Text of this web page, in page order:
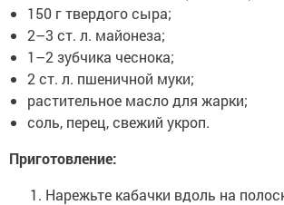
150 г твердого сыра;
2–3 ст. л. майонеза;
1–2 зубчика чеснока;
2 ст. л. пшеничной муки;
растительное масло для жарки;
соль, перец, свежий укроп.
Приготовление:
Нарежьте кабачки вдоль на